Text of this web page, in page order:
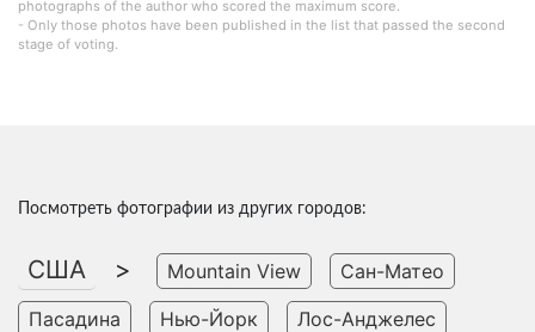
photographs of the author who scored the maximum score.
- Only those photos have been published in the list that passed the second
stage of voting.
Посмотреть фотографии из других городов:
США > Mountain View
Сан-Матео
Пасадина
Нью-Йорк
Лос-Анджелес